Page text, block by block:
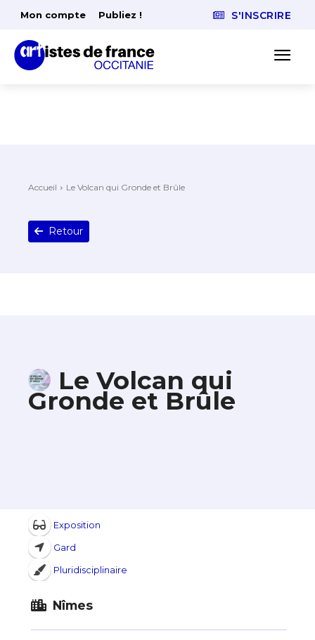
Mon compte Publiez ! S'INSCRIRE
Accueil Le Volcan qui Gronde et Brûle
Retour
Le Volcan qui
Gronde et Brûle
Exposition
Gard
Pluridisciplinaire
Nîmes